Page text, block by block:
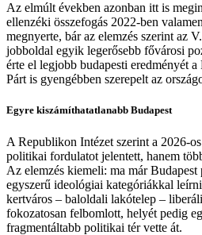
Az elmúlt években azonban itt is
ellenzéki összefogás 2022-ben
megnyerte, bár az elemzés szerint az
jobboldal egyik legerősebb fővárosi
érte el legjobb budapesti eredményét
Párt is gyengébben szerepelt az
Egyre kiszámíthatatlanabb Budapest
A Republikon Intézet szerint a 2026-
politikai fordulatot jelentett, hanem
Az elemzés kiemeli: ma már
egyszerű ideológiai kategóriákkal
kertváros – baloldali lakótelep –
fokozatosan felbomlott, helyét pedig
fragmentáltabb politikai tér vette át.